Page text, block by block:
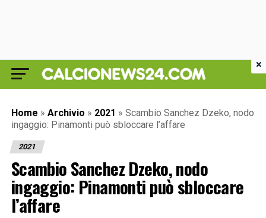
Home » Archivio » 2021 » Scambio Sanchez Dzeko, nodo
ingaggio: Pinamonti può sbloccare l’affare
2021
Scambio Sanchez Dzeko, nodo
ingaggio: Pinamonti può sbloccare
l’affare
×